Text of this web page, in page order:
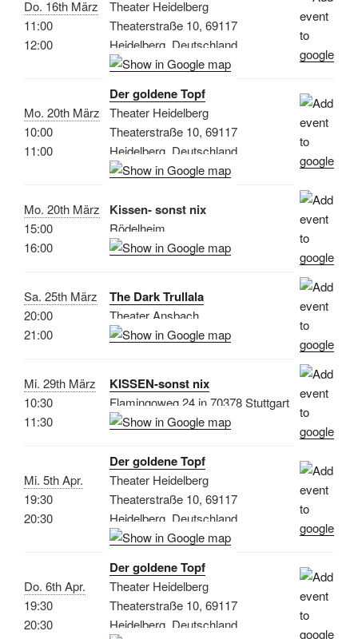
Do. 16th März
11:00
12:00
Theater Heidelberg
Theaterstraße 10, 69117
Heidelberg, Deutschland
Mo. 20th März
10:00
11:00
Der goldene Topf
Theater Heidelberg
Theaterstraße 10, 69117
Heidelberg, Deutschland
Mo. 20th März
15:00
16:00
Kissen- sonst nix
Rödelheim
Sa. 25th März
20:00
21:00
The Dark Trullala
Theater Ansbach
Mi. 29th März
10:30
11:30
KISSEN-sonst nix
Flamingoweg 24 in 70378 Stuttgart
Mi. 5th Apr.
19:30
20:30
Der goldene Topf
Theater Heidelberg
Theaterstraße 10, 69117
Heidelberg, Deutschland
Do. 6th Apr.
19:30
20:30
Der goldene Topf
Theater Heidelberg
Theaterstraße 10, 69117
Heidelberg, Deutschland